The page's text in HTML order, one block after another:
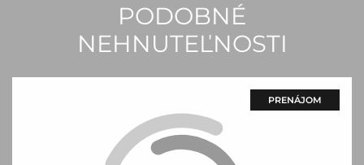
PODOBNÉ
NEHNUTEĽNOSTI
PRENÁJOM